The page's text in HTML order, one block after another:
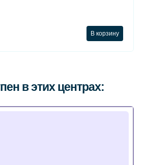
В корзину
в этих центрах: